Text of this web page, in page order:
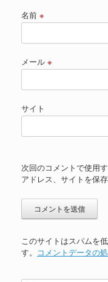
名前 ※
メール ※
サイト
次回のコメントで使用
アドレス、サイトを保存
このサイトはスパムを
す。 コメントデータの